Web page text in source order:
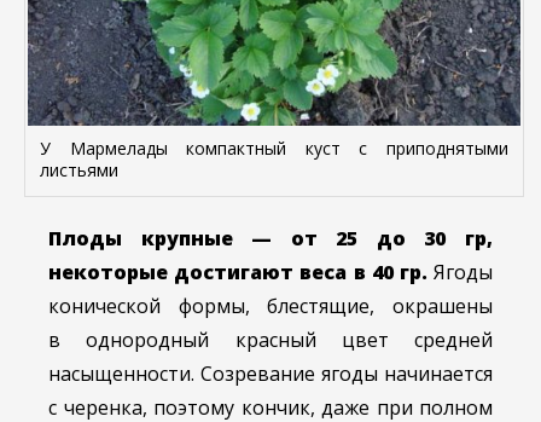
У Мармелады компактный куст с приподнятыми
листьями
Плоды крупные — от 25 до 30 гр,
некоторые достигают веса в 40 гр. Ягоды
конической формы, блестящие, окрашены
в однородный красный цвет средней
насыщенности. Созревание ягоды начинается
с черенка, поэтому кончик, даже при полном